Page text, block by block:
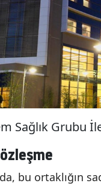
Sağlık Grubu
bu ortaklığın